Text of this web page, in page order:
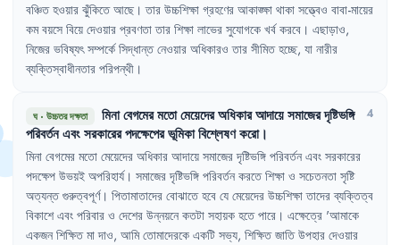
বঞ্চিত হওয়ার ঝুঁকিতে আছে । তার উচ্চশিক্ষা গ্রহণের আকাঙ্ক্ষা থাকা সত্ত্বেও বাবা-মায়ের
কম বয়সে বিয়ে দেওয়ার প্রবণতা তার শিক্ষা লাভের সুযোগকে খর্ব করবে । এছাড়াও,
নিজের ভবিষ্যৎ সম্পর্কে সিদ্ধান্ত নেওয়ার অধিকারও তার সীমিত হচ্ছে, যা নারীর
ব্যক্তিস্বাধীনতার পরিপন্থী ।
ঘ· উচ্চতর দক্ষতা মিনাবেগমেরমতোমেয়েদেরঅধিকারআদায়েসমাজেরদৃষ্টিভঙ্গি
পরিবর্তনএবংসরকারেরপদক্ষেপেরভূমিকাবিশ্লেষণকরো।
4
মিনা বেগমের মতো মেয়েদের অধিকার আদায়ে সমাজের দৃষ্টিভঙ্গি পরিবর্তন এবং সরকারের
পদক্ষেপ উভয়ই অপরিহার্য। সমাজের দৃষ্টিভঙ্গি পরিবর্তন করতে শিক্ষা ও সচেতনতা সৃষ্টি
অত্যন্ত গুরুত্বপূর্ণ। পিতামাতাদের বোঝাতে হবে যে মেয়েদের উচ্চশিক্ষা তাদের ব্যক্তিত্ব
বিকাশে এবং পরিবার ও দেশের উন্নয়নে কতটা সহায়ক হতে পারে । এক্ষেত্রে 'আমাকে
একজন শিক্ষিত মা দাও, আমি তোমাদেরকে একটি সভ্য, শিক্ষিত জাতি উপহার দেওয়ার